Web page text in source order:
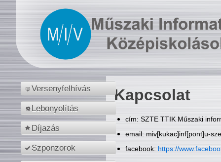
Versenyfelhívás
Lebonyolítás
Díjazás
Szponzorok
Kapcsolat
cím: SZTE TTIK Műszaki
email: miv[kukac]inf[pont]u-
facebook: https://